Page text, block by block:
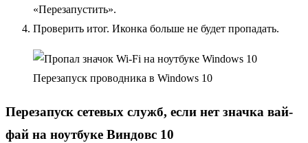
«Перезапустить».
Проверить итог. Иконка больше не будет пропадать.
Перезапуск проводника в Windows 10
Перезапуск сетевых служб, если нет значка вай-
фай на ноутбуке Виндовс 10